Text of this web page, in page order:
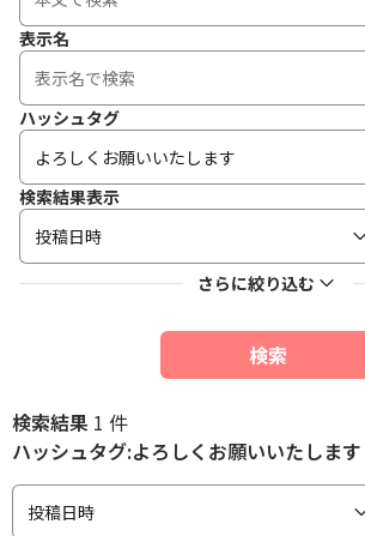
表示名
ハッシュタグ
検索結果表示
投稿日時
さらに絞り込む
検索
検索結果 1 件
ハッシュタグ:よろしくお願いいたします
投稿日時